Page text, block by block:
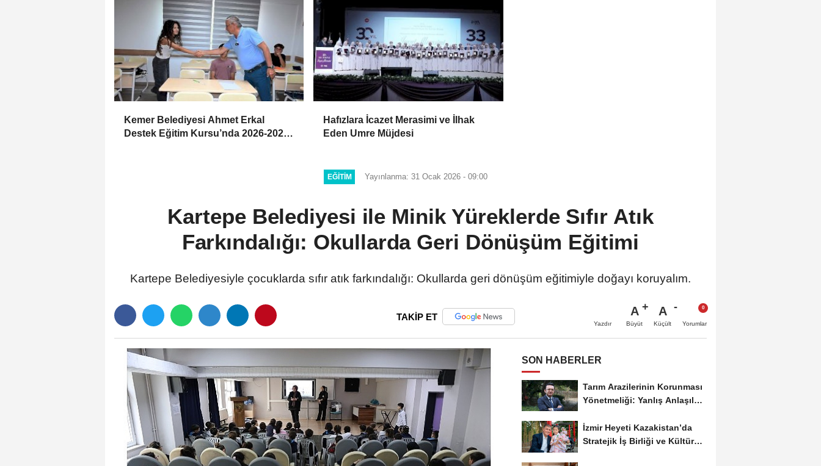
Kemer Belediyesi Ahmet Erkal
Destek Eğitim Kursu’nda 2026-2027
Hafızlara İcazet Merasimi ve İlhak
Eden Umre Müjdesi
EĞITIM Yayınlanma: 31 Ocak 2026 - 09:00
Kartepe Belediyesi ile Minik Yüreklerde Sıfır Atık
Farkındalığı: Okullarda Geri Dönüşüm Eğitimi
Kartepe Belediyesiyle çocuklarda sıfır atık farkındalığı: Okullarda geri dönüşüm eğitimiyle doğayı koruyalım.
TAKİP ET
Yazdır
A
Büyüt
A
Küçült Yorumlar
SON HABERLER
Tarım Arazilerinin Korunması
Yönetmeliği: Yanlış Anlaşılan
İzmir Heyeti Kazakistan’da
Stratejik İş Birliği ve Kültürel